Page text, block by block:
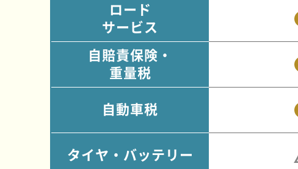
ロード
サービス
自賠責保険・
重量税
自動車税
タイヤ・バッテリー